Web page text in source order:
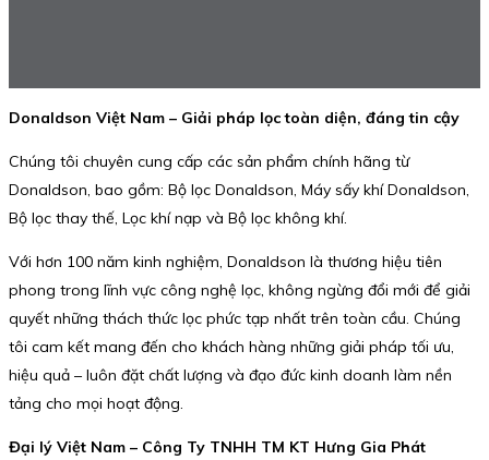
Donaldson Việt Nam – Giải pháp lọc toàn diện, đáng tin cậy
Chúng tôi chuyên cung cấp các sản phẩm chính hãng từ
Donaldson, bao gồm: Bộ lọc Donaldson, Máy sấy khí Donaldson,
Bộ lọc thay thế, Lọc khí nạp và Bộ lọc không khí.
Với hơn 100 năm kinh nghiệm, Donaldson là thương hiệu tiên
phong trong lĩnh vực công nghệ lọc, không ngừng đổi mới để giải
quyết những thách thức lọc phức tạp nhất trên toàn cầu. Chúng
tôi cam kết mang đến cho khách hàng những giải pháp tối ưu,
hiệu quả – luôn đặt chất lượng và đạo đức kinh doanh làm nền
tảng cho mọi hoạt động.
Đại lý Việt Nam – Công Ty TNHH TM KT Hưng Gia Phát